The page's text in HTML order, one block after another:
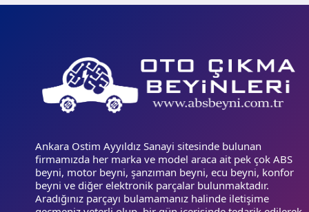
Ankara Ostim Ayyıldız Sanayi sitesinde bulunan
firmamızda her marka ve model araca ait pek çok ABS
beyni, motor beyni, şanzıman beyni, ecu beyni, konfor
beyni ve diğer elektronik parçalar bulunmaktadır.
Aradığınız parçayı bulamamanız halinde iletişime